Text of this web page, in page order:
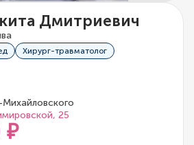
Дмитриевич
Хирург-травматолог
25
₽